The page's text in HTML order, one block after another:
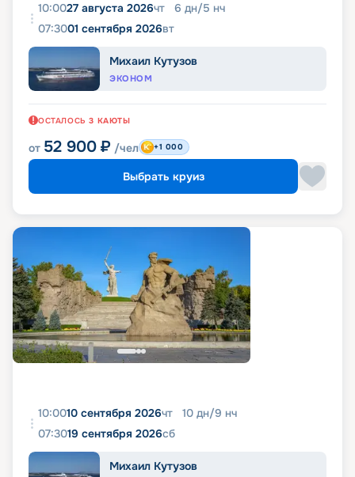
10:0027 августа 2026чт 6 дн/5 нч
07:3001 сентября 2026вт
Михаил Кутузов
ЭКОНОМ
ОСТАЛОСЬ 3 КАЮТЫ
от 52 900 ₽ /чел +1 000
Выбрать круиз
10:0010 сентября 2026чт 10 дн/9 нч
07:3019 сентября 2026сб
Михаил Кутузов